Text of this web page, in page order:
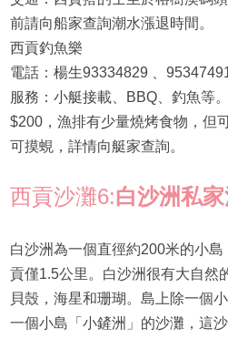
前請向船家查詢潮水漲退時間。
西貢釣魚樂
電話：楊生93334829 、
服務：小艇接載、BBQ、釣魚等
$200，漁排有少量燒烤食物，但
可摸蜆，詳情向艇家查詢。
西貢沙灘6:白沙洲私
白沙洲為一個直徑約200米的小
貢僅1.5公里。白沙洲很有大自然
貝殼，海星和珊瑚。島上除一個
一個小島「小鏟洲」的沙灘，這沙